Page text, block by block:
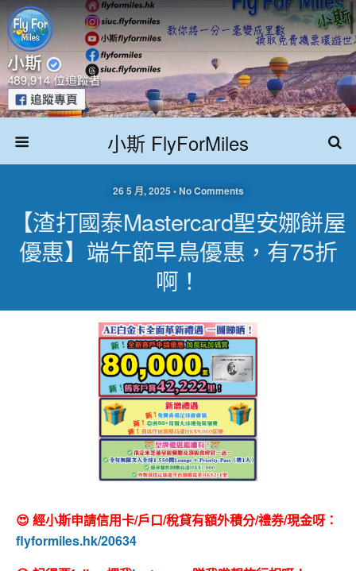
小斯 FlyForMiles
26 5 月, 2025 • No Comments
【渣打國泰Mastercard聖安娜餅屋
優惠】端午節早鳥優惠，有75折
啊！
😍 經小斯申請信用卡/戶口/稅貸有額外積分/禮券/現金呀：
flyformiles.hk/20634